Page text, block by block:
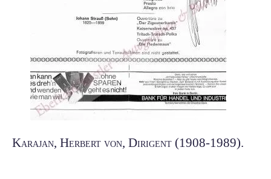
Karajan, Herbert von, Dirigent (1908-1989).